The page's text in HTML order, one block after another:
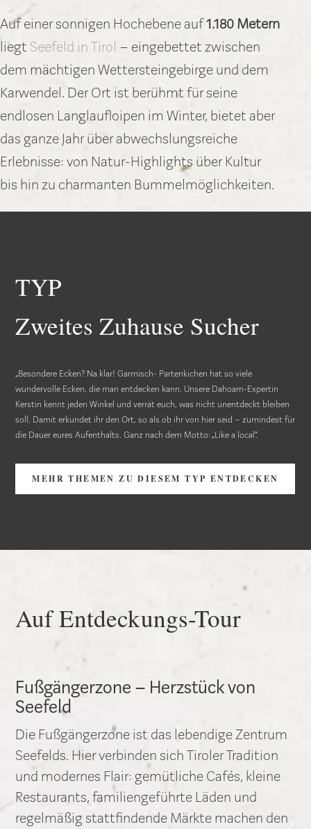
Auf einer sonnigen Hochebene auf1.180 Metern
liegt Seefeld in Tirol – eingebettet zwischen
dem mächtigen Wettersteingebirge und dem
Karwendel. Der Ort ist berühmt für seine
endlosen Langlaufloipen im Winter, bietet aber
das ganze Jahr über abwechslungsreiche
Erlebnisse: von Natur-Highlights über Kultur
bis hin zu charmanten Bummelmöglichkeiten.
TYP
Zweites Zuhause Sucher
„Besondere Ecken? Na klar! Garmisch- Partenkichen hat so viele
wundervolle Ecken, die man entdecken kann. Unsere Dahoam-Expertin
Kerstin kennt jeden Winkel und verrät euch, was nicht unentdeckt bleiben
soll. Damit erkundet ihr den Ort, so als ob ihr von hier seid – zumindest für
die Dauer eures Aufenthalts. Ganz nach dem Motto: „Like a local“.
MEHR THEMEN ZU DIESEM TYP ENTDECKEN
Auf Entdeckungs-Tour
Fußgängerzone – Herzstück von
Seefeld
Die Fußgängerzone ist das lebendige Zentrum
Seefelds. Hier verbinden sich Tiroler Tradition
und modernes Flair: gemütliche Cafés, kleine
Restaurants, familiengeführte Läden und
regelmäßig stattfindende Märkte machen den